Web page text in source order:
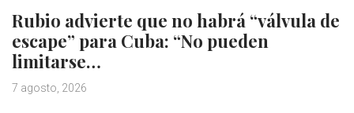
Rubio advierte que no habrá “válvula de
escape” para Cuba: “No pueden
limitarse…
7 agosto, 2026